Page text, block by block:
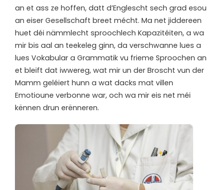
an et ass ze hoffen, datt d’Englescht sech grad esou
an eiser Gesellschaft breet mécht. Ma net jiddereen
huet déi nämmlecht sproochlech Kapazitéiten, a wa
mir bis aal an teekeleg ginn, da verschwanne lues a
lues Vokabular a Grammatik vu frieme Sproochen an
et bleift dat iwwereg, wat mir un der Broscht vun der
Mamm geléiert hunn a wat dacks mat villen
Emotioune verbonne war, och wa mir eis net méi
kënnen drun erënneren.